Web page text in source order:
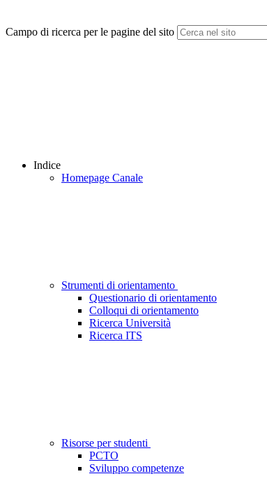
Campo di ricerca per le pagine del sito
Indice
Homepage Canale
Strumenti di orientamento
Questionario di orientamento
Colloqui di orientamento
Ricerca Università
Ricerca ITS
Risorse per studenti
PCTO
Sviluppo competenze